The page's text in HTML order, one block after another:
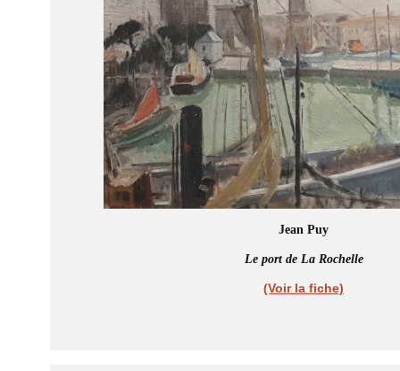
Jean Puy
Le port de La Rochelle
(Voir la fiche)